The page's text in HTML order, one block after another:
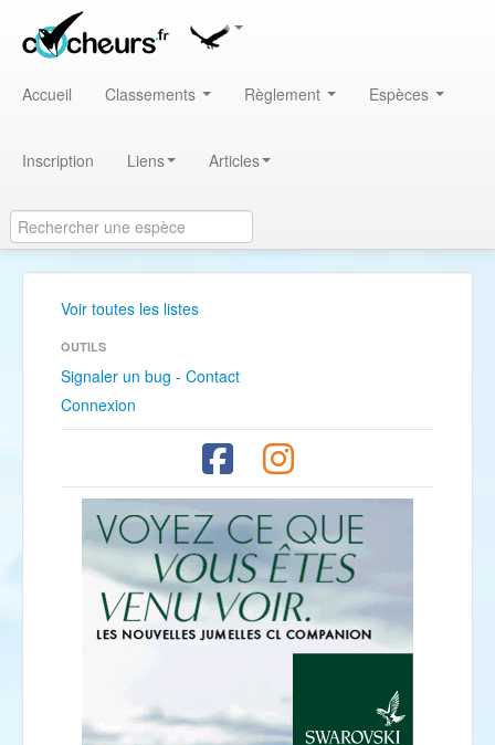
Accueil Classements Règlement Espèces
Inscription Liens Articles
Voir toutes les listes
OUTILS
Signaler un bug - Contact
Connexion